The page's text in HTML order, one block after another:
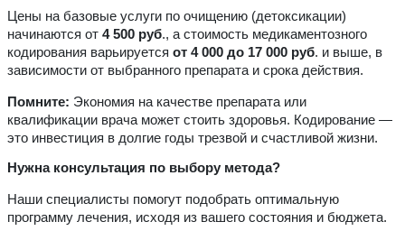
Цены на базовые услуги по очищению (детоксикации)
начинаются от 4 500 руб., а стоимость медикаментозного
кодирования варьируется от 4 000 до 17 000 руб. и выше, в
зависимости от выбранного препарата и срока действия.
Помните: Экономия на качестве препарата или
квалификации врача может стоить здоровья. Кодирование —
это инвестиция в долгие годы трезвой и счастливой жизни.
Нужна консультация по выбору метода?
Наши специалисты помогут подобрать оптимальную
программу лечения, исходя из вашего состояния и бюджета.